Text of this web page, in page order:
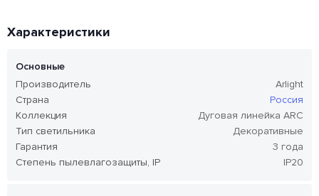
Характеристики
Основные
Производитель
Arlight
Страна
Россия
Коллекция
Дуговая линейка ARC
Тип светильника
Декоративные
Гарантия
3 года
Степень пылевлагозащиты, IP
IP20